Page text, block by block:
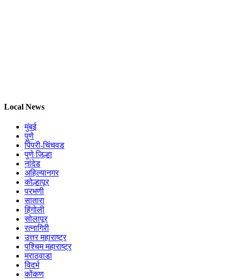
Local News
मुंबई
पुणे
पिंपरी-चिंचवड
पुणे जिल्हा
नांदेड
अहिल्यानगर
कोल्हापूर
परभणी
सातारा
हिंगोली
सोलापूर
रत्नागिरी
उत्तर महाराष्ट्र
पश्चिम महाराष्ट्र
मराठवाडा
विदर्भ
कोंकण